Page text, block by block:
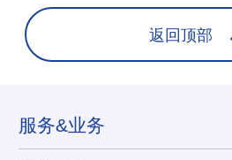
返回顶部
服务&业务